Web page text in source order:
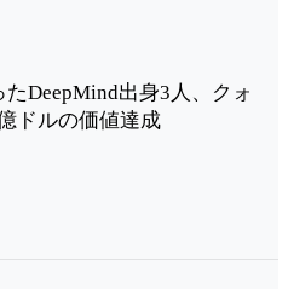
DeepMind出身3人、クォ
ドルの価値達成